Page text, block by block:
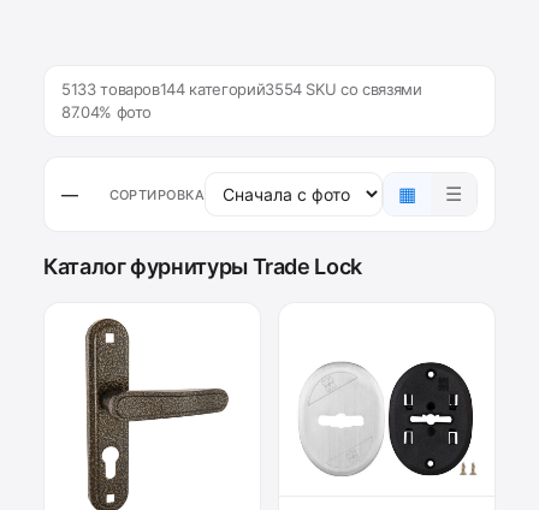
5133 товаров144 категорий3554 SKU со связями
87.04% фото
— СОРТИРОВКА ▦ ☰
Каталог фурнитуры Trade Lock